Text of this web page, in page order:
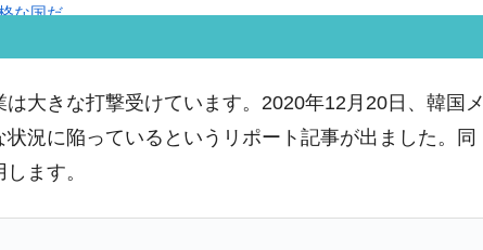
な国だ。
億ドル」まで拡大 ⇒ 海外資金の動きに強く左右される状態
しない「50.5％」に上昇
された ⇒ 国家が行った恐るべき株価操作であり、空前の国政
大きな打撃受けています。2020年12月20日、韓国メ
況に陥っているというリポート記事が出ました。同
ます。